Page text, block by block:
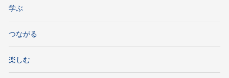
学ぶ
つながる
楽しむ